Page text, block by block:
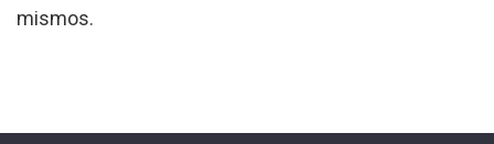
mismos.